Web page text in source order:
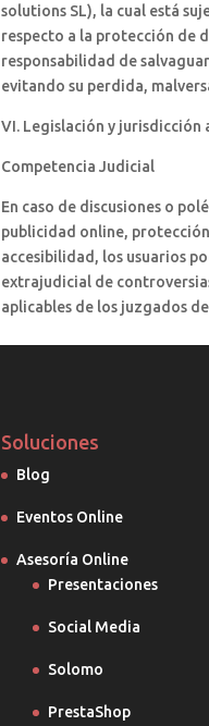
solutions SL), la cual está
respecto a la protección de
responsabilidad de
evitando su perdida,
VI. Legislación y jurisdicción
Competencia Judicial
En caso de discusiones o
publicidad online,
accesibilidad, los usuarios
extrajudicial de
aplicables de los juzgados
Soluciones
Blog
Eventos Online
Asesoría Online
Presentaciones
Social Media
Solomo
PrestaShop